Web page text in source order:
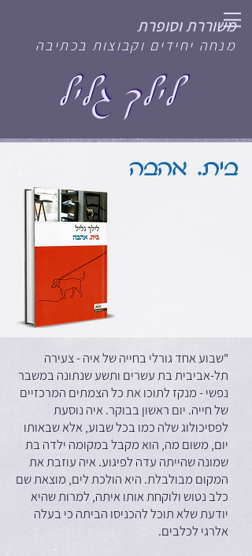
משוררת וסופרת
מנחה יחידים וקבוצות בכתיבה
בית. אהבה
"שבוע אחד גורלי בחייה של איה - צעירה
תל-אביבית בת עשרים ותשע שנתונה במשבר
נפשי - מנקז לתוכו את כל הצמתים המרכזיים
של חייה. יום ראשון בבוקר. איה נוסעת
לפסיכולוג שלה כמו בכל שבוע, אלא שבאותו
יום, משום מה, הוא מקבל במקומה ילדה בת
שמונה שהייתה עדה לפיגוע. איה עוזבת את
המקום מבולבלת. היא הולכת לים, מוצאת שם
כלב נטוש ולוקחת אותו איתה, למרות שהיא
יודעת שלא תוכל להכניסו הביתה כי בעלה
אלרגי לכלבים.